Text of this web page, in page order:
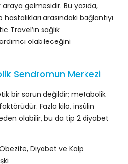
gelmesidir. Bu yazıda,
arasındaki bağlantıyı
Travel’ın sağlık
olabileceğini
Sendromun Merkezi
bir sorun değildir; metabolik
Fazla kilo, insülin
olabilir, bu da tip 2 diyabet